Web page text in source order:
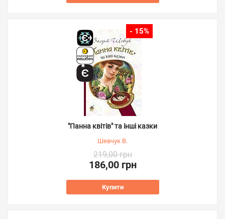
- 15%
"Панна квітів" та інші казки
Шевчук В.
219,00 грн
186,00 грн
Купити